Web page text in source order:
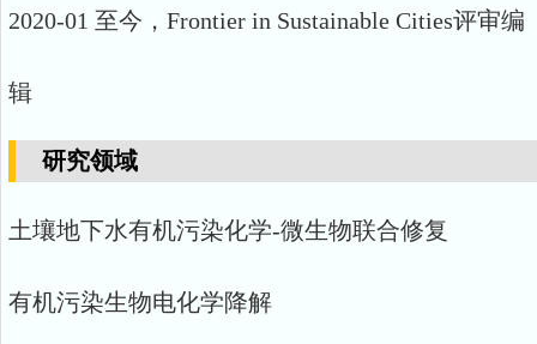
2020-01 至今，Frontier in Sustainable Cities评审编
辑
研究领域
土壤地下水有机污染化学-微生物联合修复
有机污染生物电化学降解